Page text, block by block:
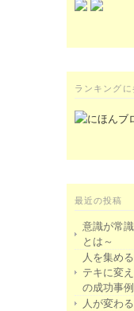
ランキング
最近の投稿
意識が常
とは～
人を集め
テキに変
の成功事
人が変わ